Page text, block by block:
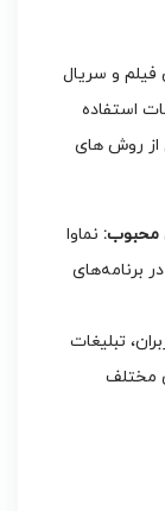
فیلم و سریال
استفاده
از روش‌ های
محبوب: نماوا
برنامه‌های
تبلیغات
مختلف